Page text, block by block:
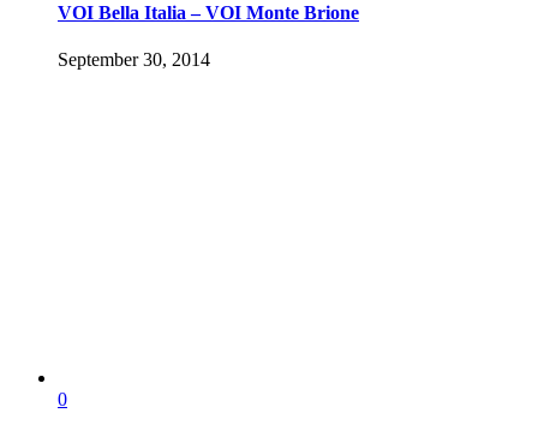
VOI Bella Italia – VOI Monte Brione
September 30, 2014
0